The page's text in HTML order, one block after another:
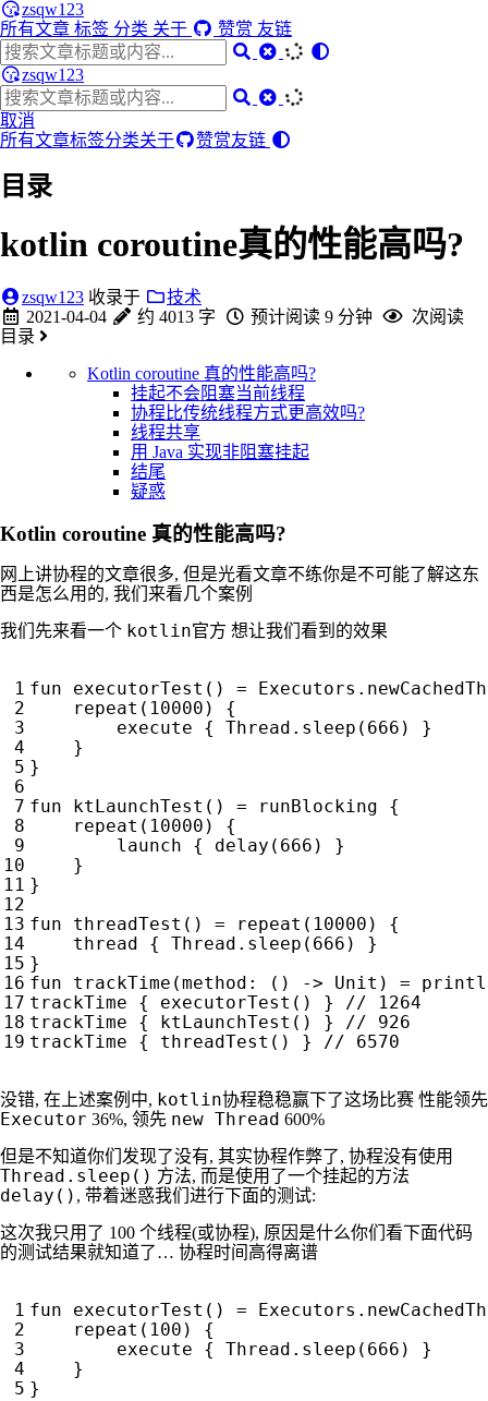
zsqw123
所有文章 标签 分类 关于 赞赏 友链
zsqw123
取消
所有文章标签分类关于 赞赏友链
目录
kotlin coroutine真的性能高吗?
zsqw123 收录于
技术
2021-04-04
约 4013 字 预计阅读 9 分钟
次阅读
目录
Kotlin coroutine 真的性能高吗?
挂起不会阻塞当前线程
协程比传统线程方式更高效吗?
线程共享
用 Java 实现非阻塞挂起
结尾
疑惑
Kotlin coroutine 真的性能高吗?
网上讲协程的文章很多, 但是光看文章不练你是不可能了解这东
西是怎么用的, 我们来看几个案例
我们先来看一个 kotlin官方 想让我们看到的效果
fun executorTest () = Executors .
repeat ( 10000 )
{
execute
{ Thread . sleep ( 666 )
}
}
}
fun
ktLaunchTest () = runBlocking
{
repeat ( 10000 )
{
launch
{ delay ( 666 )
}
}
}
fun
threadTest () = repeat ( 10000 )
{
thread
{ Thread . sleep ( 666 )
}
}
fun
trackTime (method : () -> Unit ) =
trackTime
{ executorTest () }
trackTime
{ ktLaunchTest () }
trackTime
{ threadTest () }
没错, 在上述案例中, kotlin协程稳稳赢下了这场比赛 性能领先
Executor 36%, 领先 new Thread 600%
但是不知道你们发现了没有, 其实协程作弊了, 协程没有使用
Thread.sleep() 方法, 而是使用了一个挂起的方法
delay() , 带着迷惑我们进行下面的测试:
这次我只用了 100 个线程(或协程), 原因是什么你们看下面代码
的测试结果就知道了… 协程时间高得离谱
fun executorTest () = Executors .
repeat ( 100 )
{
execute
{ Thread . sleep ( 666 )
}
}
}